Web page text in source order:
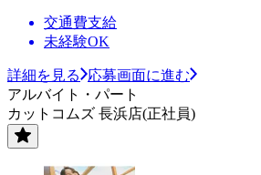
交通費支給
未経験OK
詳細を見る
応募画面に進む
アルバイト・パート
カットコムズ 長浜店(正社員)